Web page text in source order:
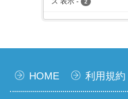
2
HOME 利用規約